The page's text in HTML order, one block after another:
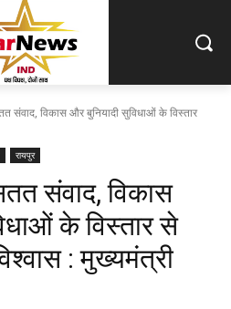
संवाद, विकास और बुनियादी सुविधाओं के विस्तार
रायपुर
संवाद, विकास
के विस्तार से
: मुख्यमंत्री